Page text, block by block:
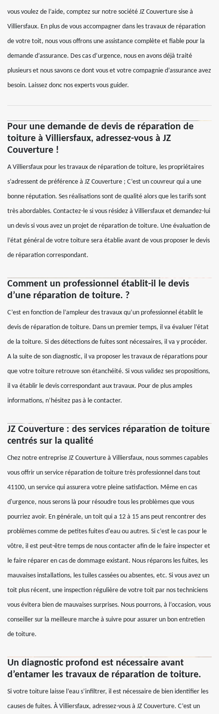
vous voulez de l’aide, comptez sur notre société JZ Couverture sise à
Villiersfaux. En plus de vous accompagner dans les travaux de réparation
de votre toit, nous vous offrons une assistance complète et fiable pour la
demande d’assurance. Des cas d’urgence, nous en avons déjà traité
plusieurs et nous savons ce dont vous et votre compagnie d’assurance avez
besoin. Laissez donc nos experts vous guider.
Pour une demande de devis de réparation de
toiture à Villiersfaux, adressez-vous à JZ
Couverture !
A Villiersfaux pour les travaux de réparation de toiture, les propriétaires
s’adressent de préférence à JZ Couverture ; C’est un couvreur qui a une
bonne réputation. Ses réalisations sont de qualité alors que les tarifs sont
très abordables. Contactez-le si vous résidez à Villiersfaux et demandez-lui
un devis si vous avez un projet de réparation de toiture. Une évaluation de
l’état général de votre toiture sera établie avant de vous proposer le devis
de réparation correspondant.
Comment un professionnel établit-il le devis
d’une réparation de toiture. ?
C’est en fonction de l’ampleur des travaux qu’un professionnel établit le
devis de réparation de toiture. Dans un premier temps, il va évaluer l’état
de la toiture. Si des détections de fuites sont nécessaires, il va y procéder.
A la suite de son diagnostic, il va proposer les travaux de réparations pour
que votre toiture retrouve son étanchéité. Si vous validez ses propositions,
il va établir le devis correspondant aux travaux. Pour de plus amples
informations, n’hésitez pas à le contacter.
JZ Couverture : des services réparation de toiture
centrés sur la qualité
Chez notre entreprise JZ Couverture à Villiersfaux, nous sommes capables
vous offrir un service réparation de toiture très professionnel dans tout
41100, un service qui assurera votre pleine satisfaction. Même en cas
d'urgence, nous serons là pour résoudre tous les problèmes que vous
pourriez avoir. En générale, un toit qui a 12 à 15 ans peut rencontrer des
problèmes comme de petites fuites d'eau ou autres. Si c’est le cas pour le
vôtre, il est peut-être temps de nous contacter afin de le faire inspecter et
le faire réparer en cas de dommage existant. Nous réparons les fuites, les
mauvaises installations, les tuiles cassées ou absentes, etc. Si vous avez un
toit plus récent, une inspection régulière de votre toit par nos techniciens
vous évitera bien de mauvaises surprises. Nous pourrons, à l’occasion, vous
conseiller sur la meilleure marche à suivre pour assurer un bon entretien
de toiture.
Un diagnostic profond est nécessaire avant
d’entamer les travaux de réparation de toiture.
Si votre toiture laisse l’eau s’infiltrer, il est nécessaire de bien identifier les
causes de fuites. À Villiersfaux, adressez-vous à JZ Couverture. C’est un